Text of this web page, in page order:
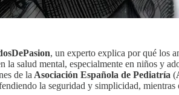
, un experto explica por qué los
la salud mental, especialmente en niños y
de la Asociación Española de Pediatría (
la seguridad y simplicidad,